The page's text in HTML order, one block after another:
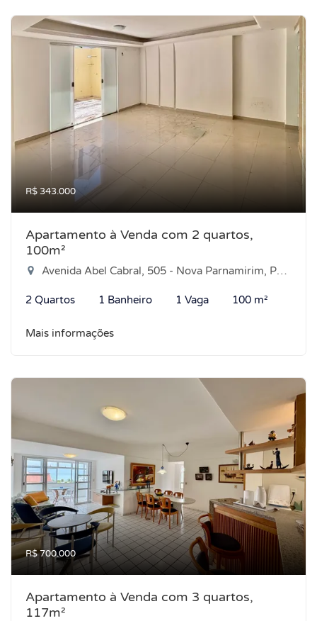
R$ 343.000
Apartamento à Venda com 2 quartos,
100m²
Avenida Abel Cabral, 505 - Nova Parnamirim, Parnamirim-RN
2 Quartos 1 Banheiro 1 Vaga 100 m²
Mais informações
R$ 700.000
Apartamento à Venda com 3 quartos,
117m²